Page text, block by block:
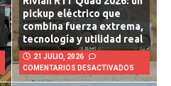
Rivian R1T Quad 2026: un
pickup eléctrico que
combina fuerza extrema,
tecnología y utilidad real
21 JULIO, 2026
COMENTARIOS DESACTIVADOS